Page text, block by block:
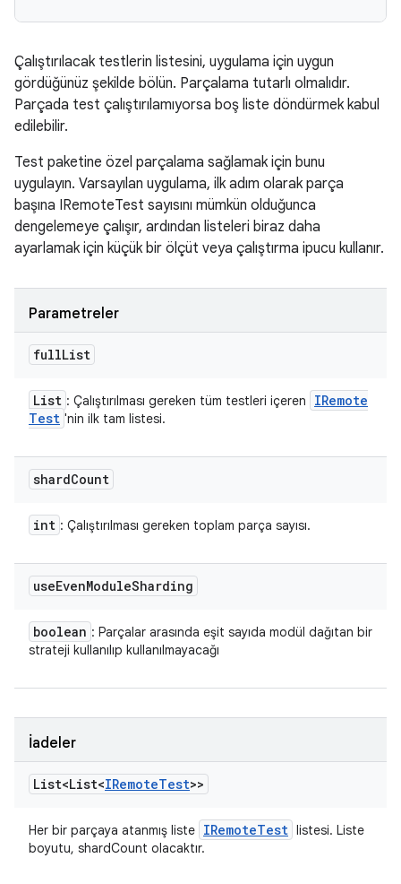
Çalıştırılacak testlerin listesini, uygulama için uygun
gördüğünüz şekilde bölün. Parçalama tutarlı olmalıdır.
Parçada test çalıştırılamıyorsa boş liste döndürmek kabul
edilebilir.
Test paketine özel parçalama sağlamak için bunu
uygulayın. Varsayılan uygulama, ilk adım olarak parça
başına IRemoteTest sayısını mümkün olduğunca
dengelemeye çalışır, ardından listeleri biraz daha
ayarlamak için küçük bir ölçüt veya çalıştırma ipucu kullanır.
Parametreler
fullList
List : Çalıştırılması gereken tüm testleri içeren
IRemote
Test 'nin ilk tam listesi.
shardCount
int : Çalıştırılması gereken toplam parça sayısı.
useEvenModuleSharding
boolean : Parçalar arasında eşit sayıda modül dağıtan bir
strateji kullanılıp kullanılmayacağı
İadeler
List<List<IRemoteTest>>
Her bir parçaya atanmış liste IRemoteTest listesi. Liste
boyutu, shardCount olacaktır.